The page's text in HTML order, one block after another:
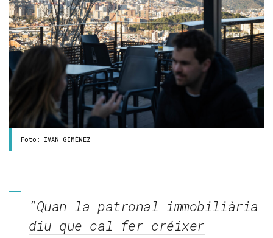
Foto: IVAN GIMÉNEZ
“Quan la patronal immobiliària
diu que cal fer créixer